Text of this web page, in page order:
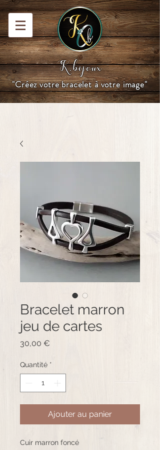
K.bijoux
"Créez votre bracelet à votre image"
Bracelet marron
jeu de cartes
30,00 €
Quantité *
Ajouter au panier
Cuir marron foncé